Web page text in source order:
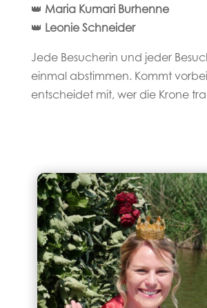
👑 Maria Kumari Burhenne
👑 Leonie Schneider
Jede Besucherin und jeder
einmal abstimmen. Kommt
entscheidet mit, wer die Krone